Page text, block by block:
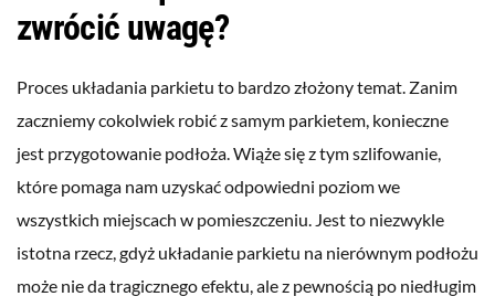
zwrócić uwagę?
Proces układania parkietu to bardzo złożony temat. Zanim
zaczniemy cokolwiek robić z samym parkietem, konieczne
jest przygotowanie podłoża. Wiąże się z tym szlifowanie,
które pomaga nam uzyskać odpowiedni poziom we
wszystkich miejscach w pomieszczeniu. Jest to niezwykle
istotna rzecz, gdyż układanie parkietu na nierównym podłożu
może nie da tragicznego efektu, ale z pewnością po niedługim